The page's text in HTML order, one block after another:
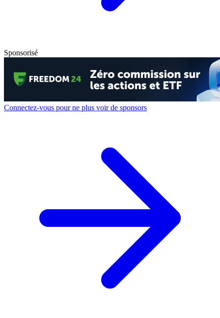
Sponsorisé
Connectez-vous pour ne plus voir de sponsors